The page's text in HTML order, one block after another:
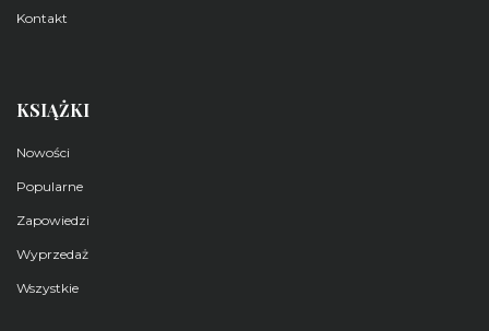
Kontakt
KSIĄŻKI
Nowości
Popularne
Zapowiedzi
Wyprzedaż
Wszystkie